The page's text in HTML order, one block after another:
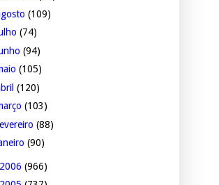
(109)
(74)
(94)
(105)
(120)
(103)
(88)
(90)
2006 (966)